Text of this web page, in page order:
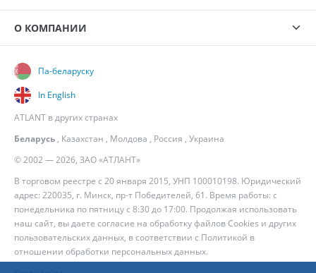
О КОМПАНИИ
© 2002 — 2026, ЗАО «АТЛАНТ»
В торговом реестре с 20 января 2015, УНП 100010198. Юридический
адрес: 220035, г. Минск, пр-т Победителей, 61. Время работы: с
понедельника по пятницу с 8:30 до 17:00. Продолжая использовать
наш сайт, вы даете согласие на обработку файлов Cookies и других
пользовательских данных, в соответствии с Политикой в
отношении обработки персональных данных.
Па-беларуску
In English
ATLANT в других странах
Беларусь , Казахстан , Молдова , Россия , Украина